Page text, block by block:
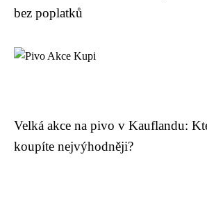
bez poplatků
Velká akce na pivo v Kauflandu:
koupíte nejvýhodněji?